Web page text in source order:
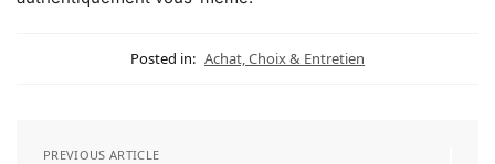
Posted in: Achat, Choix & Entretien
PREVIOUS ARTICLE